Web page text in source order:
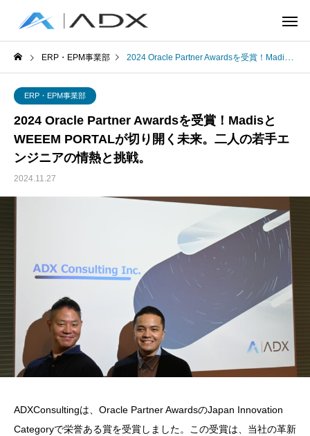
ERP・EPM事業部 2024 Oracle Partner Awardsを受賞！MadisとWEEEM PORTALが切り開く未来。二人の若手エンジニアの情熱と挑戦。
ERP・EPM事業部
2024 Oracle Partner Awardsを受賞！Madisと
WEEEM PORTALが切り開く未来。二人の若手エ
ンジニアの情熱と挑戦。
2024.11.27
ADXConsultingは、Oracle Partner AwardsのJapan Innovation
Categoryで栄誉ある賞を受賞しました。この受賞は、当社の革新